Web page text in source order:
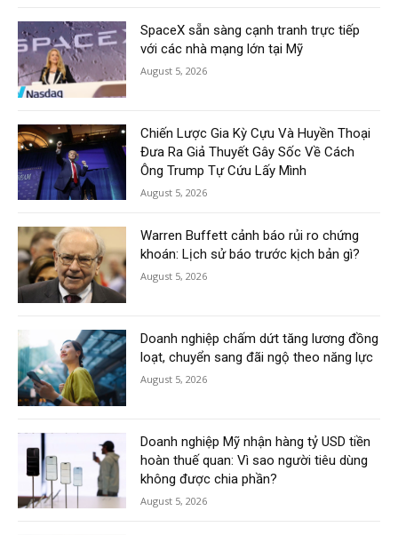
SpaceX sẵn sàng cạnh tranh trực tiếp
với các nhà mạng lớn tại Mỹ
August 5, 2026
Chiến Lược Gia Kỳ Cựu Và Huyền Thoại
Đưa Ra Giả Thuyết Gây Sốc Về Cách
Ông Trump Tự Cứu Lấy Mình
August 5, 2026
Warren Buffett cảnh báo rủi ro chứng
khoán: Lịch sử báo trước kịch bản gì?
August 5, 2026
Doanh nghiệp chấm dứt tăng lương đồng
loạt, chuyển sang đãi ngộ theo năng lực
August 5, 2026
Doanh nghiệp Mỹ nhận hàng tỷ USD tiền
hoàn thuế quan: Vì sao người tiêu dùng
không được chia phần?
August 5, 2026